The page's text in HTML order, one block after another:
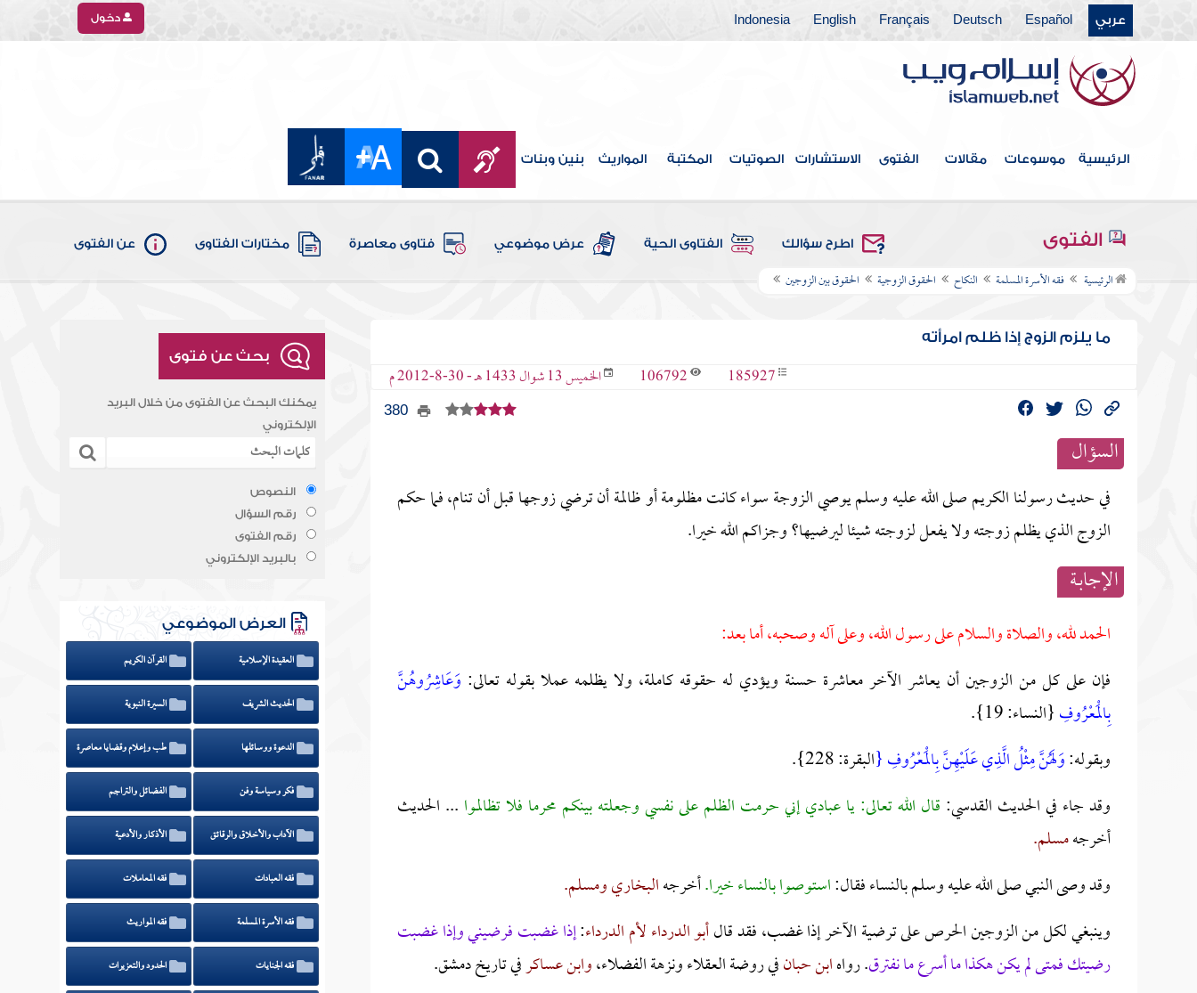
عربي Español
Deutsch
Français
English
Indonesia دخول
الرئيسية موسوعات مقالات الفتوى الاستشارات الصوتيات المكتبة المواريث بنين وبنات
الفتوى اطرح سؤالك الفتاوى الحية عرض موضوعي فتاوى معاصرة مختارات الفتاوى عن الفتوى
الرئيسية فقه الأسرة المسلمة النكاح الحقوق الزوجية الحقوق بين الزوجين
ما يلزم الزوج إذا ظلم امرأته
185927
106792 الخميس 13 شوال 1433 هـ - 30-8-2012 م
380
السؤال
في حديث رسولنا الكريم صلى الله عليه وسلم يوصي الزوجة سواء كانت مظلومة أو ظالمة أن ترضي زوجها قبل أن تنام، فما حكم
الزوج الذي يظلم زوجته ولا يفعل لزوجته شيئا ليرضيها؟ وجزاكم الله خيرا.
الإجابــة
الحمد لله، والصلاة والسلام على رسول الله، وعلى آله وصحبه، أما بعد:
فإن على كل من الزوجين أن يعاشر الآخر معاشرة حسنة ويؤدي له حقوقه كاملة، ولا يظلمه عملا بقوله تعالى: وَعَاشِرُوهُنَّ
بِالْمَعْرُوفِ{النساء: 19}.
وبقوله:وَلَهُنَّ مِثْلُ الَّذِي عَلَيْهِنَّ بِالْمَعْرُوفِ {البقرة: 228}.
وقد جاء في الحديث القدسي: قال الله تعالى: يا عبادي إني حرمت الظلم على نفسي وجعلته بينكم محرما فلا تظالموا ... الحديث
أخرجهمسلم.
وقد وصى النبي صلى الله عليه وسلم بالنساء فقال:استوصوا بالنساء خيرا.أخرجهالبخاري ومسلم.
وينبغي لكل من الزوجين الحرص على ترضية الآخر إذا غضب، فقد قالأبو الدرداء لأم الدرداء:إذا غضبت فرضيني وإذا غضبت
رضيتك فمتى لم يكن هكذا ما أسرع ما نفترق. رواهابن حبانفي روضة العقلاء ونزهة الفضلاء،وابن عساكرفي تاريخ دمشق.
بحث عن فتوى
يمكنك البحث عن الفتوى من خلال البريد
الإلكتروني
النصوص
رقم السؤال
رقم الفتوى
بالبريد الإلكتروني
العرض الموضوعي
العقيدة الإسلامية القرآن الكريم
الحديث الشريف السيرة النبوية
الدعوة ووسائلها طب وإعلام وقضايا معاصرة
فكر وسياسة وفن الفضائل والتراجم
الآداب والأخلاق والرقائق الأذكار والأدعية
فقه العبادات فقه المعاملات
فقه الأسرة المسلمة فقه المواريث
فقه الجنايات الحدود والتعزيرات